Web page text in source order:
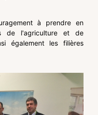
à prendre en
de l'agriculture et de
également les filières